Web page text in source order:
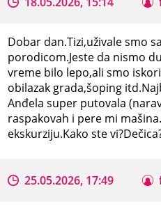
Dobar dan.Tizi,uživale smo
porodicom.Jeste da nismo
vreme bilo lepo,ali smo
obilazak grada,šoping
Anđela super putovala
raspakovah i pere mi
ekskurziju.Kako ste
25.05.2026, 17:49